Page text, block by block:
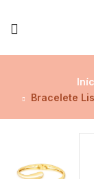
Bracelete